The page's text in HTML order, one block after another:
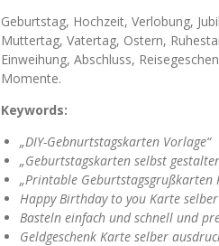
Geburtstag, Hochzeit, Verlobung,
Muttertag, Vatertag, Ostern,
Einweihung, Abschluss,
Momente.
Keywords:
„DIY-Gebnurtstagskarten Vorlage“
„Geburtstagskarten selbst
„Printable Geburtstagsgrußkarten
Happy Birthday to you Karte
Basteln einfach und schnell und
Geldgeschenk Karte selber